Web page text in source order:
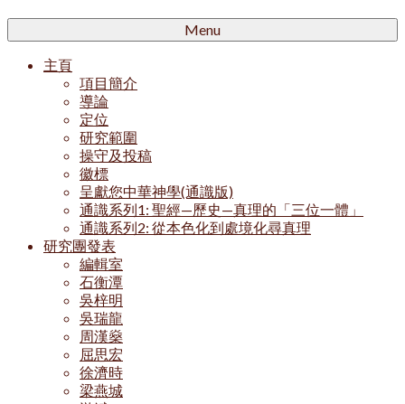
Menu
主頁
項目簡介
導論
定位
研究範圍
操守及投稿
徽標
呈獻您中華神學(通識版)
通識系列1: 聖經—歷史—真理的「三位一體」
通識系列2: 從本色化到處境化尋真理
研究團發表
編輯室
石衡潭
吳梓明
吳瑞龍
周漢燊
屈思宏
徐濟時
梁燕城